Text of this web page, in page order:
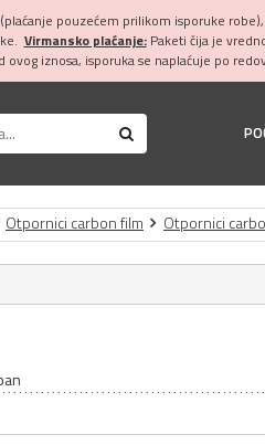
(plaćanje pouzećem prilikom isporuke
Virmansko plaćanje:Paketi čija je
ovog iznosa, isporuka se naplaćuje po
Otpornici carbon film Otpornici